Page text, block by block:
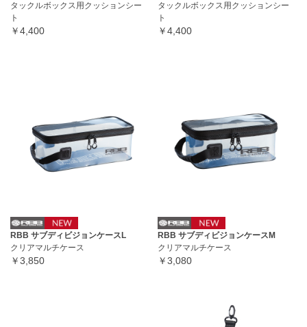
タックルボックス用クッションシー
ト
￥4,400
タックルボックス用クッションシー
ト
￥4,400
RBB サブディビジョンケースL
クリアマルチケース
￥3,850
RBB サブディビジョンケースM
クリアマルチケース
￥3,080